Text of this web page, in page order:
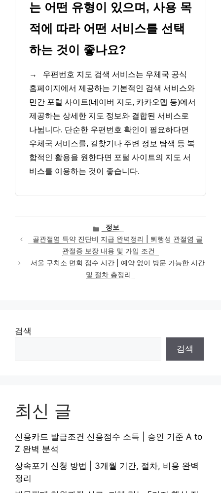
는 어떤 유형이 있으며, 사용 목
적에 따라 어떤 서비스를 선택
하는 것이 좋나요?
→
우편번호 지도 검색 서비스는 우체국 공식
홈페이지에서 제공하는 기본적인 검색 서비스와
민간 포털 사이트(네이버 지도, 카카오맵 등)에서
제공하는 상세한 지도 정보와 결합된 서비스로
나뉩니다. 단순한 우편번호 확인이 필요하다면
우체국 서비스를, 길찾기나 주변 정보 탐색 등 복
합적인 활용을 원한다면 포털 사이트의 지도 서
비스를 이용하는 것이 좋습니다.
카
테
고
리
정보
골관절염 특약 진단비 지급 완벽정리 | 퇴행성 관절염 골
관절증 보장 내용 및 가입 조건
서울 구치소 면회 접수 시간 | 예약 없이 방문 가능한 시간
및 절차 총정리
검색
검색
최신 글
신용카드 발급조건 신용점수 소득 | 승인 기준 A to
Z 완벽 분석
상속포기 신청 방법 | 3개월 기간, 절차, 비용 완벽
정리